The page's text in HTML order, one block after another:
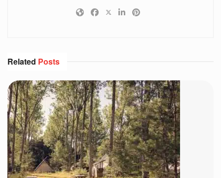
Related Posts